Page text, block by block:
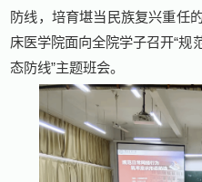
防线，培育堪当民族复兴重任
床医学院面向全院学子召开“规
态防线”主题班会。